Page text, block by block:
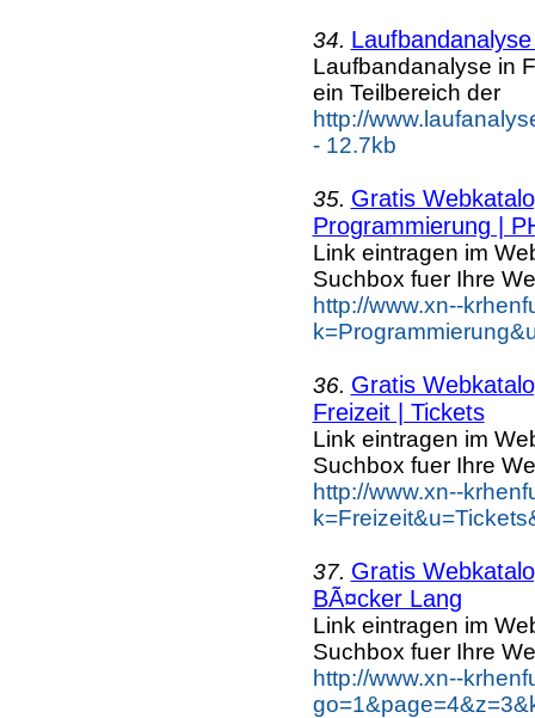
34.
Laufbandanalyse in
ein Teilbereich der
http://
- 12.7kb
35. Gratis
Programmierung |
Link eintragen im
Suchbox fuer Ihre
http://www.xn--
36. Gratis
Freizeit | Tickets
Link eintragen im
Suchbox fuer Ihre
http://www.xn--
37. Gratis
BÃ¤cker Lang
Link eintragen im
Suchbox fuer Ihre
http://www.xn--